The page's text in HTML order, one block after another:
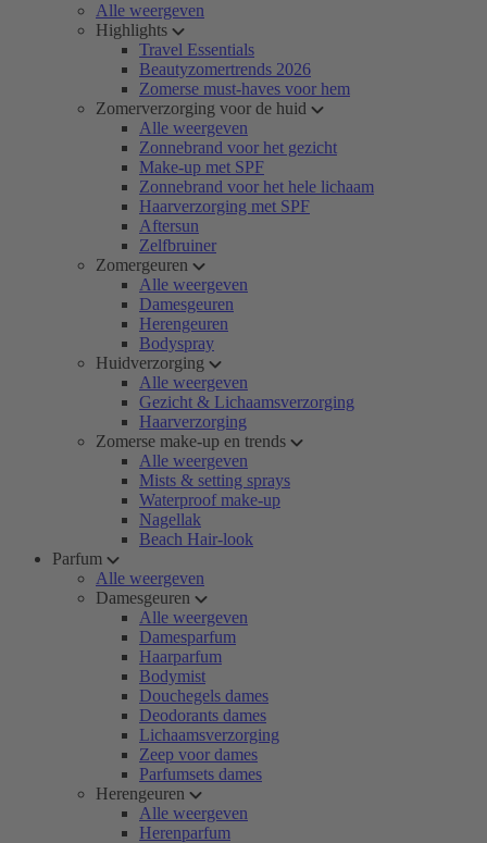
Alle weergeven
Highlights
Travel Essentials
Beautyzomertrends 2026
Zomerse must-haves voor hem
Zomerverzorging voor de huid
Alle weergeven
Zonnebrand voor het gezicht
Make-up met SPF
Zonnebrand voor het hele lichaam
Haarverzorging met SPF
Aftersun
Zelfbruiner
Zomergeuren
Alle weergeven
Damesgeuren
Herengeuren
Bodyspray
Huidverzorging
Alle weergeven
Gezicht & Lichaamsverzorging
Haarverzorging
Zomerse make-up en trends
Alle weergeven
Mists & setting sprays
Waterproof make-up
Nagellak
Beach Hair-look
Parfum
Alle weergeven
Damesgeuren
Alle weergeven
Damesparfum
Haarparfum
Bodymist
Douchegels dames
Deodorants dames
Lichaamsverzorging
Zeep voor dames
Parfumsets dames
Herengeuren
Alle weergeven
Herenparfum